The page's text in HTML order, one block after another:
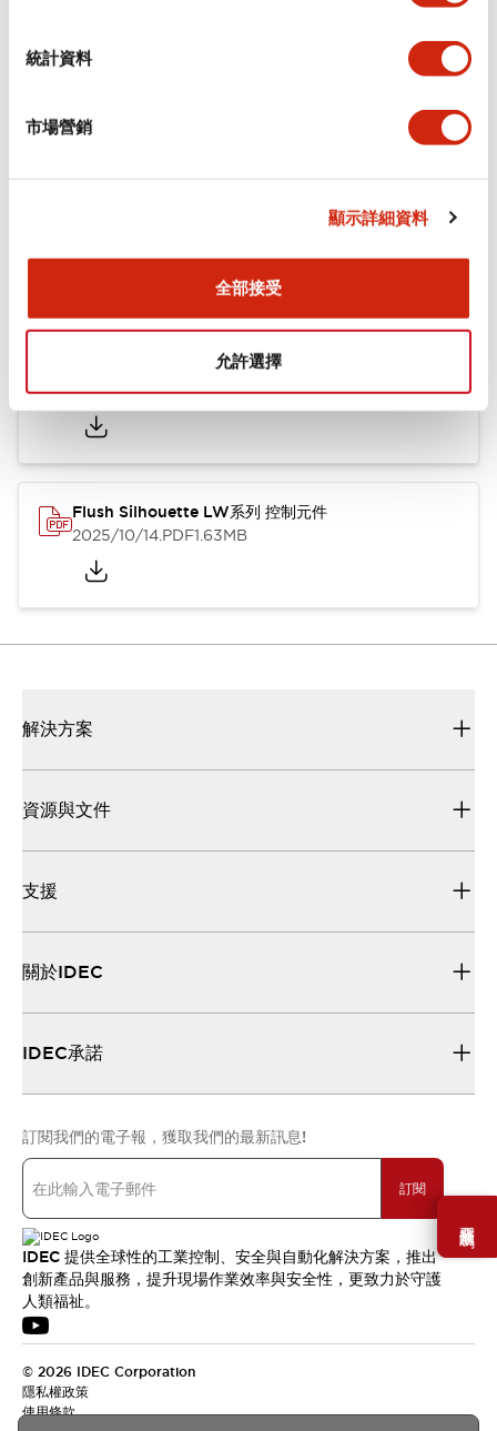
統計資料
市場營銷
顯示詳細資料
全部接受
允許選擇
需要幫助嗎？
安裝和安裝規範
認證與標準
Flush Silhouette LW系列 控制元件 (英文版)
2025/09/19.PDF1.23MB
Flush Silhouette LW系列 控制元件
2025/10/14.PDF1.63MB
解決方案
資源與文件
支援
關於IDEC
IDEC承諾
訂閱我們的電子報，獲取我們的最新訊息!
訂閱
IDEC 提供全球性的工業控制、安全與自動化解決方案，推出
創新產品與服務，提升現場作業效率與安全性，更致力於守護
人類福祉。
© 2026 IDEC Corporation
隱私權政策
使用條款